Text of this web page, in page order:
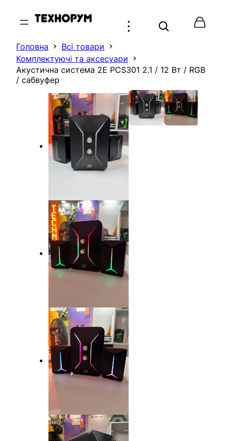
Головна
Всі товари
Комплектуючі та аксесуари
Акустична система 2E PCS301 2.1 / 12 Вт / RGB
/ сабвуфер